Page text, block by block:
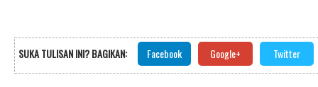
SUKA TULISAN INI? BAGIKAN: Facebook Google+ Twitter